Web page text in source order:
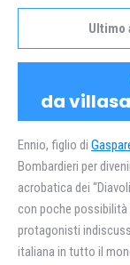
Ultimo
da
Ennio, figlio di
Bombardieri per
acrobatica dei
con poche possibilità
protagonisti
italiana in tutto il